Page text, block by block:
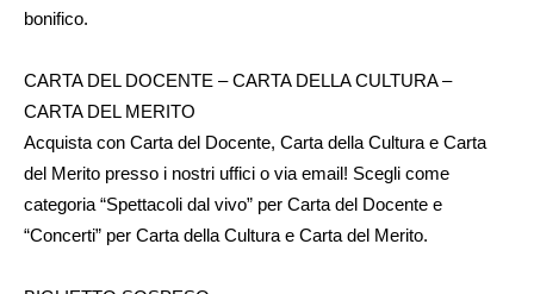
bonifico.
CARTA DEL DOCENTE – CARTA DELLA CULTURA –
CARTA DEL MERITO
Acquista con Carta del Docente, Carta della Cultura e Carta
del Merito presso i nostri uffici o via email! Scegli come
categoria “Spettacoli dal vivo” per Carta del Docente e
“Concerti” per Carta della Cultura e Carta del Merito.